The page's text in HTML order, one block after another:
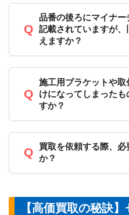
品番の後ろにマイナ
記載されていますが
えますか？
施工用ブラケットや
けになってしまったも
すか？
買取を依頼する際、
か？
【高価買取の秘訣